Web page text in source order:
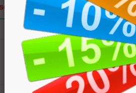
28.01%
1